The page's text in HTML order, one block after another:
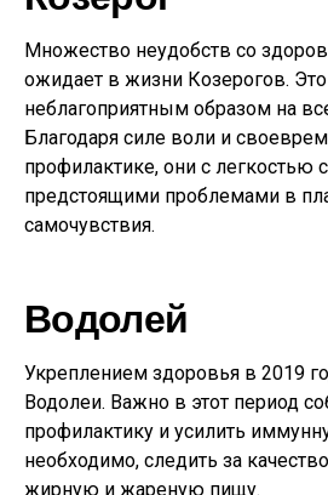
Множество неудобств со
ожидает в жизни Козерогов.
неблагоприятным образом на
Благодаря силе воли и
профилактике, они с легкостью
предстоящими проблемами в
самочувствия.
Водолей
Укреплением здоровья в 2019
Водолеи. Важно в этот период
профилактику и усилить
необходимо, следить за
жирную и жареную пищу.